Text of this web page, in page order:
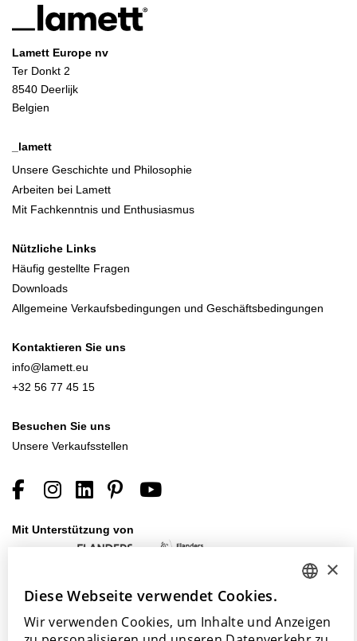
Lamett Europe nv
Ter Donkt 2
8540 Deerlijk
Belgien
_lamett
Unsere Geschichte und Philosophie
Arbeiten bei Lamett
Mit Fachkenntnis und Enthusiasmus
Nützliche Links
Häufig gestellte Fragen
Downloads
Allgemeine Verkaufsbedingungen und Geschäftsbedingungen
Kontaktieren Sie uns
info@lamett.eu
+32 56 77 45 15
Besuchen Sie uns
Unsere Verkaufsstellen
Mit Unterstützung von
ENGLISH
×
Diese Webseite verwendet Cookies.
Wir verwenden Cookies, um Inhalte und Anzeigen